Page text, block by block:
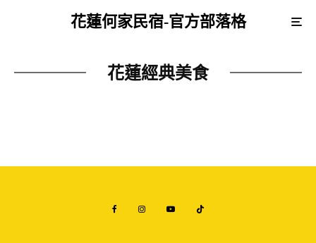
花蓮何家民宿-官方部落格
花蓮經典美食